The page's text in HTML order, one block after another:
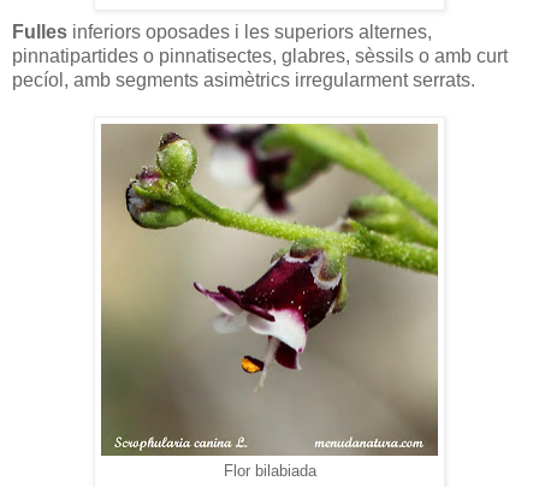
Fulles inferiors oposades i les superiors alternes,
pinnatipartides o pinnatisectes, glabres, sèssils o amb curt
pecíol, amb segments asimètrics irregularment serrats.
Flor bilabiada